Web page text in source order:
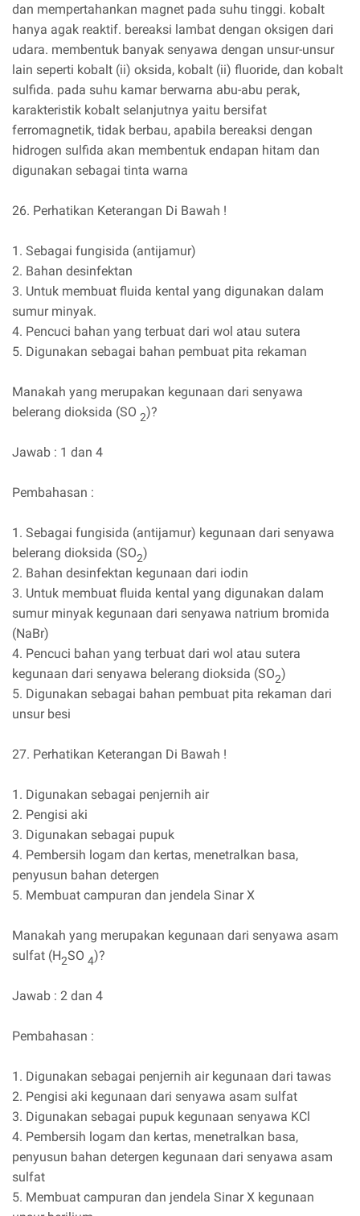
dan mempertahankan magnet pada suhu tinggi. kobalt
hanya agak reaktif. bereaksi lambat dengan oksigen dari
udara. membentuk banyak senyawa dengan unsur-unsur
lain seperti kobalt (ii) oksida, kobalt (ii) fluoride, dan kobalt
sulfida. pada suhu kamar berwarna abu-abu perak,
karakteristik kobalt selanjutnya yaitu bersifat
ferromagnetik, tidak berbau, apabila bereaksi dengan
hidrogen sulfida akan membentuk endapan hitam dan
digunakan sebagai tinta warna
26. Perhatikan Keterangan Di Bawah !
1. Sebagai fungisida (antijamur)
2. Bahan desinfektan
3. Untuk membuat fluida kental yang digunakan dalam
sumur minyak.
4. Pencuci bahan yang terbuat dari wol atau sutera
5. Digunakan sebagai bahan pembuat pita rekaman
Manakah yang merupakan kegunaan dari senyawa
belerang dioksida (SO 2)?
Jawab : 1 dan 4
Pembahasan :
1. Sebagai fungisida (antijamur) kegunaan dari senyawa
belerang dioksida (SO2)
2. Bahan desinfektan kegunaan dari iodin
3. Untuk membuat fluida kental yang digunakan dalam
sumur minyak kegunaan dari senyawa natrium bromida
(NaBr)
4. Pencuci bahan yang terbuat dari wol atau sutera
kegunaan dari senyawa belerang dioksida (SO2)
5. Digunakan sebagai bahan pembuat pita rekaman dari
unsur besi
27. Perhatikan Keterangan Di Bawah !
1. Digunakan sebagai penjernih air
2. Pengisi aki
3. Digunakan sebagai pupuk
4. Pembersih logam dan kertas, menetralkan basa,
penyusun bahan detergen
5. Membuat campuran dan jendela Sinar X
Manakah yang merupakan kegunaan dari senyawa asam
sulfat (H2SO 4)?
Jawab : 2 dan 4
Pembahasan :
1. Digunakan sebagai penjernih air kegunaan dari tawas
2. Pengisi aki kegunaan dari senyawa asam sulfat
3. Digunakan sebagai pupuk kegunaan senyawa KCl
4. Pembersih logam dan kertas, menetralkan basa,
penyusun bahan detergen kegunaan dari senyawa asam
sulfat
5. Membuat campuran dan jendela Sinar X kegunaan